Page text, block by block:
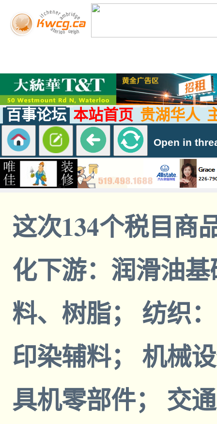
百事论坛 本站首页 贵湖华人
Open in
这次134个税目商
化下游：润滑油
料、树脂； 纺织
印染辅料； 机械
具机零部件； 交